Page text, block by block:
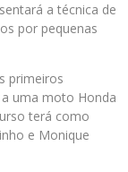
a técnica de
por pequenas
primeiros
uma moto Honda
terá como
e Monique